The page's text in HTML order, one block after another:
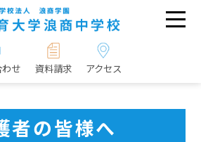
せ 資料請求 アクセス
者の皆様へ